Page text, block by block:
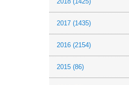
2017 (1435)
2016 (2154)
2015 (86)